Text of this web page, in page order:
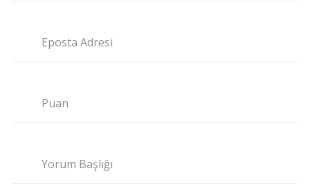
Eposta Adresi
Puan
Yorum Başlığı